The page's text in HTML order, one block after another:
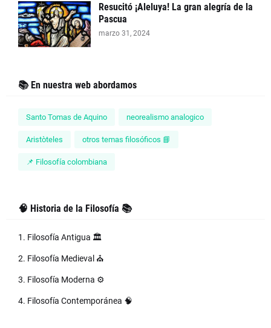
Resucitó ¡Aleluya! La gran alegría de la
Pascua
marzo 31, 2024
📚 En nuestra web abordamos
Santo Tomas de Aquino neorealismo analogico
Aristòteles otros temas filosóficos 📘
📌 Filosofía colombiana
🧠 Historia de la Filosofía 📚
1. Filosofía Antigua 🏛️
2. Filosofía Medieval ⛪
3. Filosofía Moderna ⚙️
4. Filosofía Contemporánea 🧠